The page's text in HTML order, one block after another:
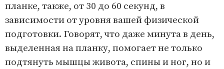
планке, также, от 30 до 60 секунд, в
зависимости от уровня вашей физической
подготовки. Говорят, что даже минута в день,
выделенная на планку, помогает не только
подтянуть мышцы живота, спины и ног, но и